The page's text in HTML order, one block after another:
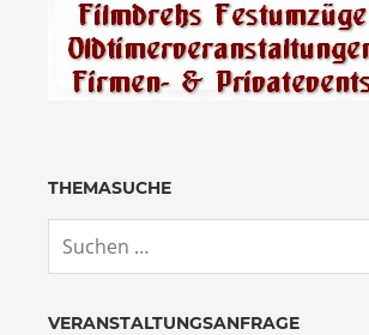
THEMASUCHE
VERANSTALTUNGSANFRAGE